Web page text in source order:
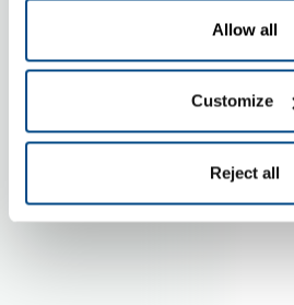
Allow all
Customize
Reject all